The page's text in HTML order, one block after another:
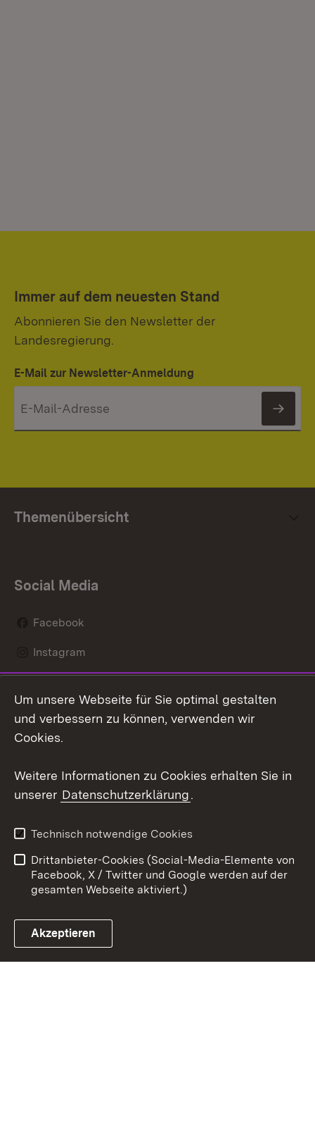
Immer auf dem neuesten Stand
Abonnieren Sie den Newsletter der
Landesregierung.
E-Mail zur Newsletter-Anmeldung
Themenübersicht
Social Media
Facebook
Instagram
Mastodon
Youtube
Link zum Landesportal
Kontakt
Datenschutz
Barrierefreiheit
Impressum Cookies
Um unsere Webseite für Sie optimal gestalten
und verbessern zu können, verwenden wir
Cookies.
Weitere Informationen zu Cookies erhalten Sie in
unserer Datenschutzerklärung.
Technisch notwendige Cookies
Drittanbieter-Cookies (Social-Media-Elemente von
Facebook, X / Twitter und Google werden auf der
gesamten Webseite aktiviert.)
Akzeptieren